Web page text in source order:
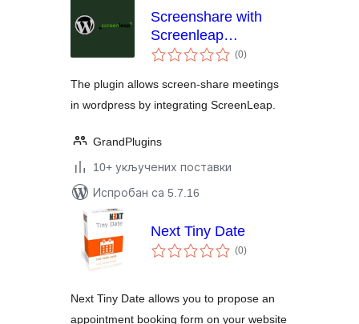
Screenshare with
Screenleap
Integration
(0укупних
оцена
)
The plugin allows screen-share meetings
in wordpress by integrating ScreenLeap.
GrandPlugins
10+ укључених поставки
Испробан са 5.7.16
Next Tiny Date
(0укупних
оцена
)
Next Tiny Date allows you to propose an
appointment booking form on your website